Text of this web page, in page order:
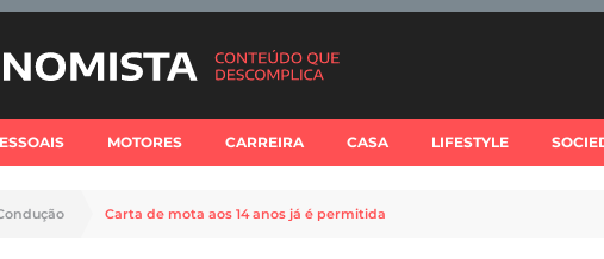
MOTORES CARREIRA CASA LIFESTYLE
Carta de mota aos 14 anos já é permitida